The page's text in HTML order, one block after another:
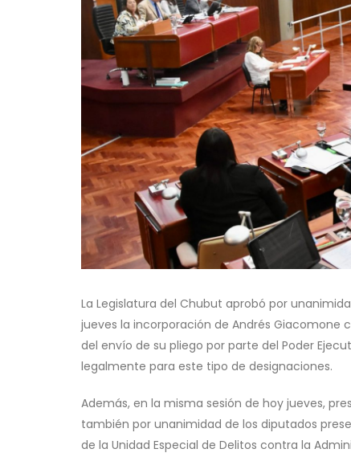
La Legislatura del Chubut aprobó por
jueves la incorporación de Andrés Giacomone
del envío de su pliego por parte del Poder
legalmente para este tipo de designaciones.
Además, en la misma sesión de hoy jueves,
también por unanimidad de los diputados
de la Unidad Especial de Delitos contra la